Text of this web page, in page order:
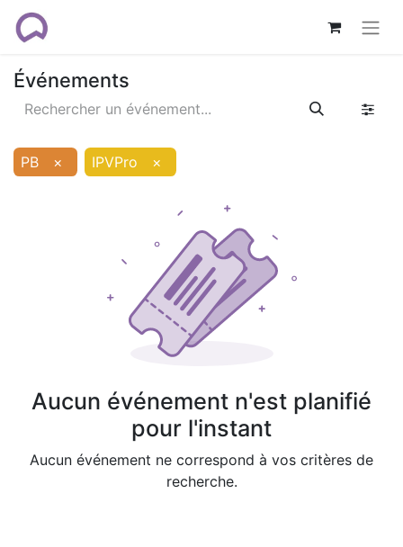
Événements
PB × IPVPro ×
Aucun événement n'est planifié
pour l'instant
Aucun événement ne correspond à vos critères de
recherche.